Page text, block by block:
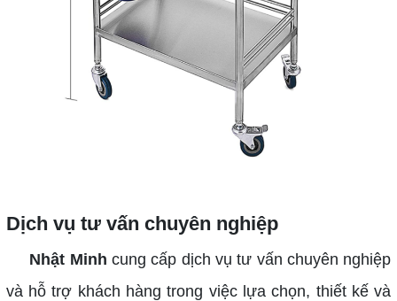
Dịch vụ tư vấn chuyên nghiệp
Nhật Minh cung cấp dịch vụ tư vấn chuyên nghiệp
và hỗ trợ khách hàng trong việc lựa chọn, thiết kế và